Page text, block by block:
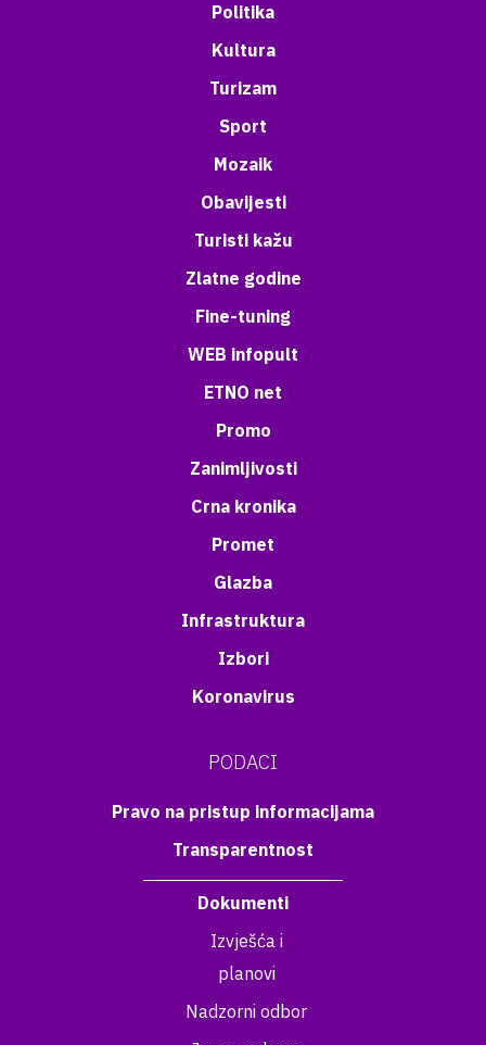
Politika
Kultura
Turizam
Sport
Mozaik
Obavijesti
Turisti kažu
Zlatne godine
Fine-tuning
WEB infopult
ETNO net
Promo
Zanimljivosti
Crna kronika
Promet
Glazba
Infrastruktura
Izbori
Koronavirus
PODACI
Pravo na pristup informacijama
Transparentnost
Dokumenti
Izvješća i
planovi
Nadzorni odbor